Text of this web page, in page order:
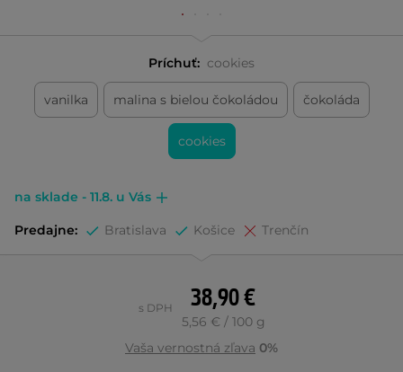
Príchuť: cookies
vanilka malina s bielou čokoládou čokoláda
cookies
na sklade - 11.8. u Vás
Predajne: Bratislava Košice Trenčín
38,90 €
5,56 € / 100 g
s DPH
Vaša vernostná zľava 0%